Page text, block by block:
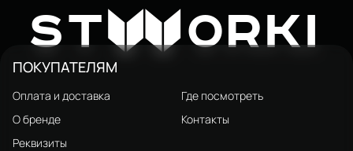
STW ORKI
ПОКУПАТЕЛЯМ
Оплата и доставка
Где посмотреть
О бренде
Контакты
Реквизиты